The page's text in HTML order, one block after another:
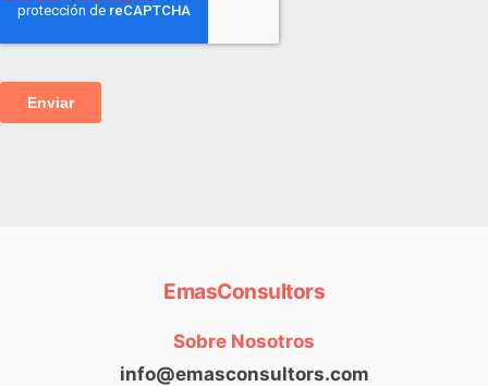
EmasConsultors
Sobre Nosotros
info@emasconsultors.com